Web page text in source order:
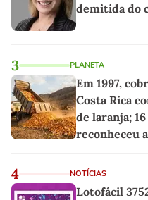
demitida do
3 PLANETA
Em 1997,
Costa Rica
de laranja;
reconheceu
4 NOTÍCIAS
Lotofácil